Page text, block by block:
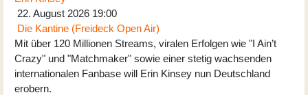
22. August 2026 19:00
Die Kantine (Freideck Open Air)
Mit über 120 Millionen Streams, viralen Erfolgen wie "I Ain’t
Crazy" und "Matchmaker" sowie einer stetig wachsenden
internationalen Fanbase will Erin Kinsey nun Deutschland
erobern.